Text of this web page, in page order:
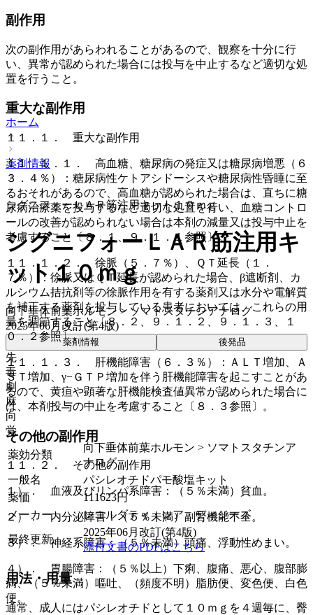
副作用
次の副作用があらわれることがあるので、観察を十分に行
い、異常が認められた場合には投与を中止するなど適切な処
置を行うこと。
重大な副作用
１１．１． 重大な副作用
１１．１．１． 高血糖、糖尿病の発症又は糖尿病増悪（６
３．４％）：糖尿病性ケトアシドーシスや糖尿病性昏睡に至
るおそれがあるので、高血糖が認められた場合は、直ちに糖
尿病治療薬を投与するなど適切な処置を行い、血糖コントロ
ールの改善が認められない場合は本剤の減量又は投与中止を
考慮すること〔８．１、９．１．１参照〕。
１１．１．２． 徐脈（５．７％）、ＱＴ延長（１．
７％）：徐脈又はＱＴ延長が認められた場合、β遮断剤、カ
ルシウム拮抗剤等の徐脈作用を有する薬剤又は水分や電解質
を補正する薬剤を投与している患者においては、これらの用
量を調節すること〔８．２、９．１．２、９．１．３、１
０．２参照〕。
１１．１．３． 肝機能障害（６．３％）：ＡＬＴ増加、Ａ
ＳＴ増加、γ−ＧＴＰ増加を伴う肝機能障害を起こすことがあ
るので、黄疸や顕著な肝機能検査値異常が認められた場合に
は、本剤投与の中止を考慮すること〔８．３参照〕。
その他の副作用
１１．２． その他の副作用
１）． 血液及びリンパ系障害：（５％未満）貧血。
２）． 内分泌障害：（５％未満）副腎機能不全。
３）． 神経系障害：（５％未満）頭痛、浮動性めまい。
４）． 胃腸障害：（５％以上）下痢、腹痛、悪心、腹部膨
満、（５％未満）嘔吐、（頻度不明）脂肪便、変色便、白色
便。
ホーム
薬剤情報
シグニフォーＬＡＲ筋注用キット１０ｍｇ
シグニフォーＬＡＲ筋注用キ
ット１０ｍｇ
向下垂体前葉ホルモン > ソマトスタチンアナログ
2025年06月改訂(第4版)
薬剤情報 後発品
先
毒
劇
麻
向
覚
薬効分類
向下垂体前葉ホルモン > ソマトスタチンア
ナログ
一般名
パシレオチドパモ酸塩キット
薬価
111623円
メーカー
レコルダティ・レア・ディジーズ
最終更新
2025年06月改訂(第4版)
添付文書のPDFはこちら
用法・用量
通常、成人にはパシレオチドとして１０ｍｇを４週毎に、臀